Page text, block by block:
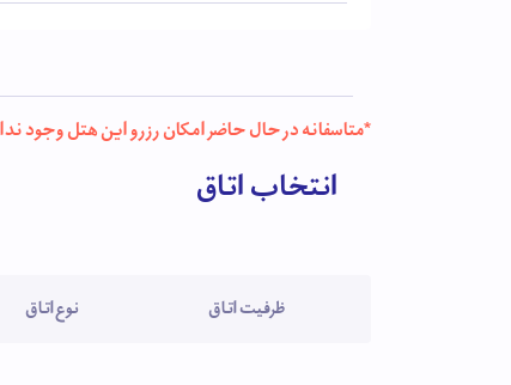
*متاسفانه در حال حاضر امکان رزرو این هتل وجود
انتخاب اتاق
ظرفیت اتاق نوع اتاق